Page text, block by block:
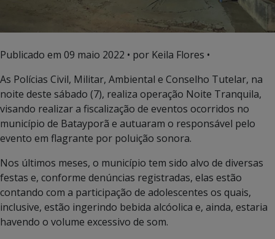
Publicado em 09 maio 2022 • por Keila Flores •
As Polícias Civil, Militar, Ambiental e Conselho Tutelar, na
noite deste sábado (7), realiza operação Noite Tranquila,
visando realizar a fiscalização de eventos ocorridos no
município de Batayporã e autuaram o responsável pelo
evento em flagrante por poluição sonora.
Nos últimos meses, o município tem sido alvo de diversas
festas e, conforme denúncias registradas, elas estão
contando com a participação de adolescentes os quais,
inclusive, estão ingerindo bebida alcóolica e, ainda, estaria
havendo o volume excessivo de som.